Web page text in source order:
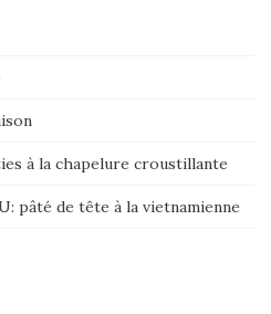
à la chapelure croustillante
pâté de tête à la vietnamienne